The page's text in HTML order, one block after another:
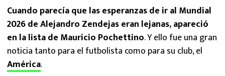
Cuando parecía que las esperanzas de ir al Mundial
2026 de Alejandro Zendejas eran lejanas, apareció
en la lista de Mauricio Pochettino. Y ello fue una gran
noticia tanto para el futbolista como para su club, el
América.